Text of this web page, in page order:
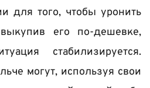
для того, чтобы уронить
его по-дешевке,
стабилизируется.
могут, используя свои